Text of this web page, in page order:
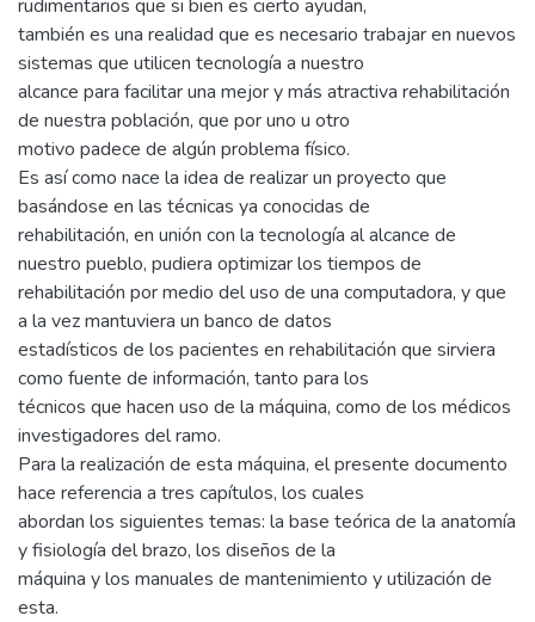
rudimentarios que si bien es cierto ayudan,
también es una realidad que es necesario trabajar en nuevos
sistemas que utilicen tecnología a nuestro
alcance para facilitar una mejor y más atractiva rehabilitación
de nuestra población, que por uno u otro
motivo padece de algún problema físico.
Es así como nace la idea de realizar un proyecto que
basándose en las técnicas ya conocidas de
rehabilitación, en unión con la tecnología al alcance de
nuestro pueblo, pudiera optimizar los tiempos de
rehabilitación por medio del uso de una computadora, y que
a la vez mantuviera un banco de datos
estadísticos de los pacientes en rehabilitación que sirviera
como fuente de información, tanto para los
técnicos que hacen uso de la máquina, como de los médicos
investigadores del ramo.
Para la realización de esta máquina, el presente documento
hace referencia a tres capítulos, los cuales
abordan los siguientes temas: la base teórica de la anatomía
y fisiología del brazo, los diseños de la
máquina y los manuales de mantenimiento y utilización de
esta.